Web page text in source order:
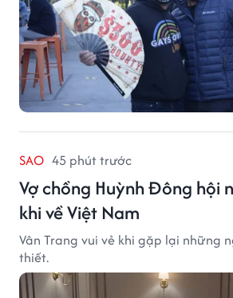
SAO 45 phút trước
Vợ chồng Huỳnh Đông hội
khi về Việt Nam
Vân Trang vui vẻ khi gặp lại những
thiết.